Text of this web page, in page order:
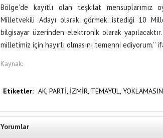
Bölge’de kayıtlı olan teşkilat mensuplarımız
Milletvekili Adayı olarak görmek istediği 10
bilgisayar üzerinden elektronik olarak
milletimiz için hayırlı olmasını temenni ediyorum.’’
Kaynak:
Etiketler: AK, PARTİ, İZMİR, TEMAYÜL,
Yorumlar